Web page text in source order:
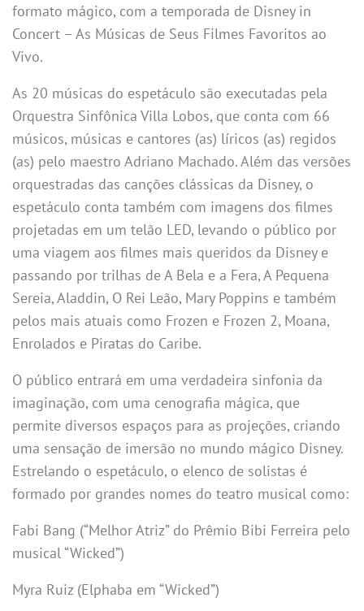
formato mágico, com a temporada de Disney in
Concert – As Músicas de Seus Filmes Favoritos ao
Vivo.
As 20 músicas do espetáculo são executadas pela
Orquestra Sinfônica Villa Lobos, que conta com 66
músicos, músicas e cantores (as) líricos (as) regidos
(as) pelo maestro Adriano Machado. Além das versões
orquestradas das canções clássicas da Disney, o
espetáculo conta também com imagens dos filmes
projetadas em um telão LED, levando o público por
uma viagem aos filmes mais queridos da Disney e
passando por trilhas de A Bela e a Fera, A Pequena
Sereia, Aladdin, O Rei Leão, Mary Poppins e também
pelos mais atuais como Frozen e Frozen 2, Moana,
Enrolados e Piratas do Caribe.
O público entrará em uma verdadeira sinfonia da
imaginação, com uma cenografia mágica, que
permite diversos espaços para as projeções, criando
uma sensação de imersão no mundo mágico Disney.
Estrelando o espetáculo, o elenco de solistas é
formado por grandes nomes do teatro musical como:
Fabi Bang (“Melhor Atriz” do Prêmio Bibi Ferreira pelo
musical “Wicked”)
Myra Ruiz (Elphaba em “Wicked”)